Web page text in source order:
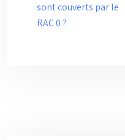
sont couverts par le
RAC 0 ?